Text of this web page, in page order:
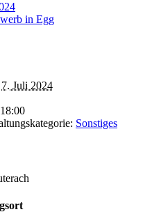
in Egg
7. Juli 2024
Sonstiges